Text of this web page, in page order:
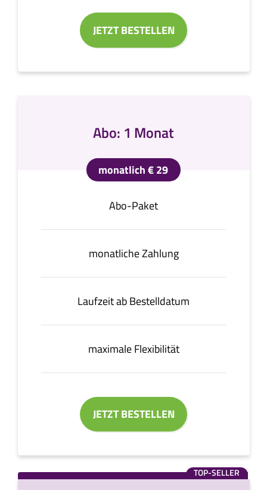
JETZT BESTELLEN
Abo: 1 Monat
monatlich € 29
Abo-Paket
monatliche Zahlung
Laufzeit ab Bestelldatum
maximale Flexibilität
JETZT BESTELLEN
TOP-SELLER